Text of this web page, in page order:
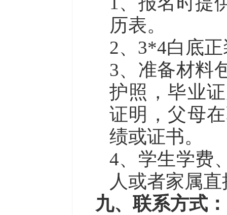
历表。
2、 3*4白底
3、 准备材料
护照，毕业
证明，父母
绩或证书。
4、 学生学费
人或者家属
九、联系方式：